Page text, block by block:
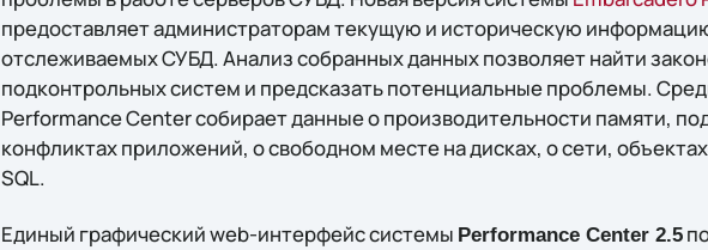
предоставляет администраторам текущую и историческую
отслеживаемых СУБД. Анализ собранных данных позволяет найти
подконтрольных систем и предсказать потенциальные проблемы.
Performance Center собирает данные о производительности памяти,
конфликтах приложений, о свободном месте на дисках, о сети,
SQL.
Единый графический web-интерфейс системы Performance Center 2.5